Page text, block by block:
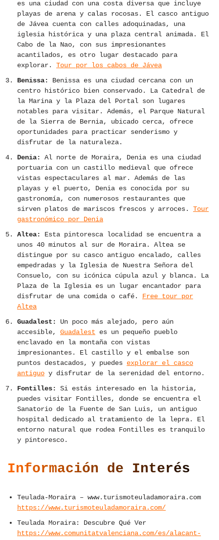
es una ciudad con una costa diversa que incluye
playas de arena y calas rocosas. El casco antiguo
de Jávea cuenta con calles adoquinadas, una
iglesia histórica y una plaza central animada. El
Cabo de la Nao, con sus impresionantes
acantilados, es otro lugar destacado para
explorar. Tour por los cabos de Jávea
Benissa:
Benissa es una ciudad cercana con un
centro histórico bien conservado. La Catedral de
la Marina y la Plaza del Portal son lugares
notables para visitar. Además, el Parque Natural
de la Sierra de Bernia, ubicado cerca, ofrece
oportunidades para practicar senderismo y
disfrutar de la naturaleza.
Denia:
Al norte de Moraira, Denia es una ciudad
portuaria con un castillo medieval que ofrece
vistas espectaculares al mar. Además de las
playas y el puerto, Denia es conocida por su
gastronomía, con numerosos restaurantes que
sirven platos de mariscos frescos y arroces. Tour
gastronómico por Denia
Altea:
Esta pintoresca localidad se encuentra a
unos 40 minutos al sur de Moraira. Altea se
distingue por su casco antiguo encalado, calles
empedradas y la Iglesia de Nuestra Señora del
Consuelo, con su icónica cúpula azul y blanca. La
Plaza de la Iglesia es un lugar encantador para
disfrutar de una comida o café. Free tour por
Altea
Guadalest:
Un poco más alejado, pero aún
accesible, Guadalest es un pequeño pueblo
enclavado en la montaña con vistas
impresionantes. El castillo y el embalse son
puntos destacados, y puedes explorar el casco
antiguo y disfrutar de la serenidad del entorno.
Fontilles:
Si estás interesado en la historia,
puedes visitar Fontilles, donde se encuentra el
Sanatorio de la Fuente de San Luis, un antiguo
hospital dedicado al tratamiento de la lepra. El
entorno natural que rodea Fontilles es tranquilo
y pintoresco.
Información de Interés
Teulada-Moraira – www.turismoteuladamoraira.com
https://www.turismoteuladamoraira.com/
Teulada Moraira: Descubre Qué Ver
https://www.comunitatvalenciana.com/es/alacant-